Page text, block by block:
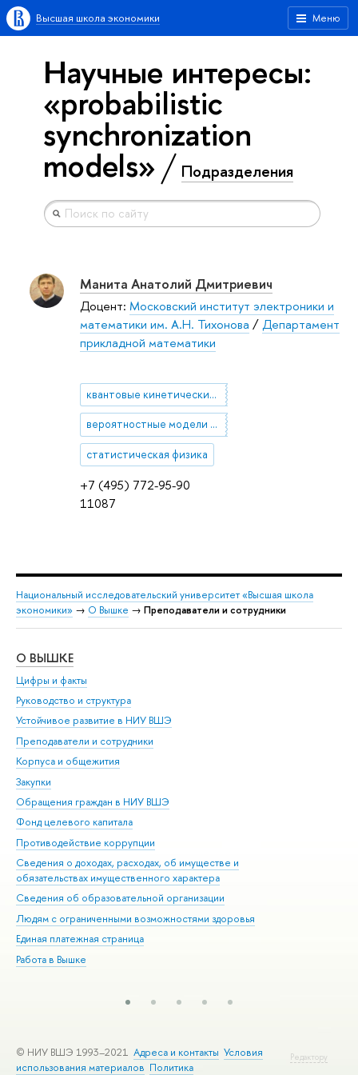
Меню
Высшая школа экономики
Научные интересы:
«probabilistic
synchronization
models» Подразделения
+7 (495) 772-95-90
11087
Манита Анатолий Дмитриевич
Доцент: Московский институт электроники и
математики им. А.Н. Тихонова /Департамент
прикладной математики
квантовые кинетические уравнения
вероятностные модели синхронизации
статистическая физика
Национальный исследовательский университет «Высшая школа
экономики» → О Вышке → Преподаватели и сотрудники
О ВЫШКЕ
Цифры и факты
Руководство и структура
Устойчивое развитие в НИУ ВШЭ
Преподаватели и сотрудники
Корпуса и общежития
Закупки
Обращения граждан в НИУ ВШЭ
Фонд целевого капитала
Противодействие коррупции
Сведения о доходах, расходах, об имуществе и
обязательствах имущественного характера
Сведения об образовательной организации
Людям с ограниченными возможностями здоровья
Единая платежная страница
Работа в Вышке
Редактору
© НИУ ВШЭ 1993–2021 Адреса и контакты Условия
использования материалов Политика